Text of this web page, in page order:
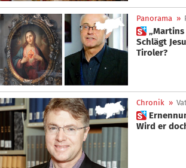
Panorama »
 „Martins Sonn(der)tag“:
Schlägt
Tiroler?
Chronik »
 Ernennung von P. Lintner:
Wird er